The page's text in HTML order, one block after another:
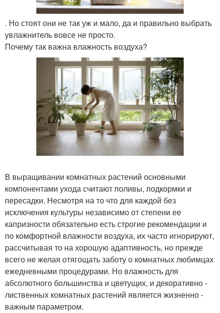
. Но стоят они не так уж и мало, да и правильно выбрать
увлажнитель вовсе не просто.
Почему так важна влажность воздуха?
В выращивании комнатных растений основными
компонентами ухода считают поливы, подкормки и
пересадки. Несмотря на то что для каждой без
исключения культуры независимо от степени ее
капризности обязательно есть строгие рекомендации и
по комфортной влажности воздуха, их часто игнорируют,
рассчитывая то на хорошую адаптивность, но прежде
всего не желая отягощать заботу о комнатных любимцах
ежедневными процедурами. Но влажность для
абсолютного большинства и цветущих, и декоративно -
лиственных комнатных растений является жизненно -
важным параметром.